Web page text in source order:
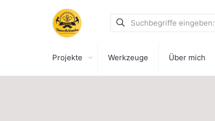
Projekte Werkzeuge Über mich